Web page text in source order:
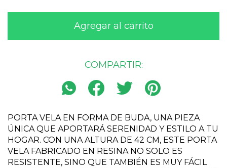
COMPARTIR:
PORTA VELA EN FORMA DE BUDA, UNA PIEZA
ÚNICA QUE APORTARÁ SERENIDAD Y ESTILO A TU
HOGAR. CON UNA ALTURA DE 42 CM, ESTE PORTA
VELA FABRICADO EN RESINA NO SOLO ES
RESISTENTE, SINO QUE TAMBIÉN ES MUY FÁCIL